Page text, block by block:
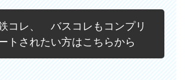
コレ、 バスコレもコンプリ
トされたい方はこちらから